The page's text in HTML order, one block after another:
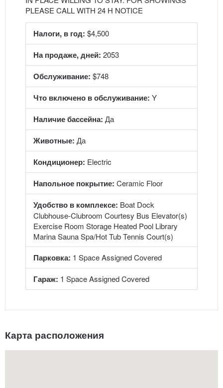
PLEASE CALL WITH 24 H NOTICE
Налоги, в год: $4,500
На продаже, дней: 2053
Обслуживание: $748
Что включено в обслуживание: Y
Наличие бассейна: Да
Животные: Да
Кондиционер: Electric
Напольное покрытие: Ceramic Floor
Удобство в комплексе: Boat Dock
Clubhouse-Clubroom Courtesy Bus Elevator(s)
Exercise Room Storage Heated Pool Library
Marina Sauna Spa/Hot Tub Tennis Court(s)
Парковка: 1 Space Assigned Covered
Гараж: 1 Space Assigned Covered
Карта расположения